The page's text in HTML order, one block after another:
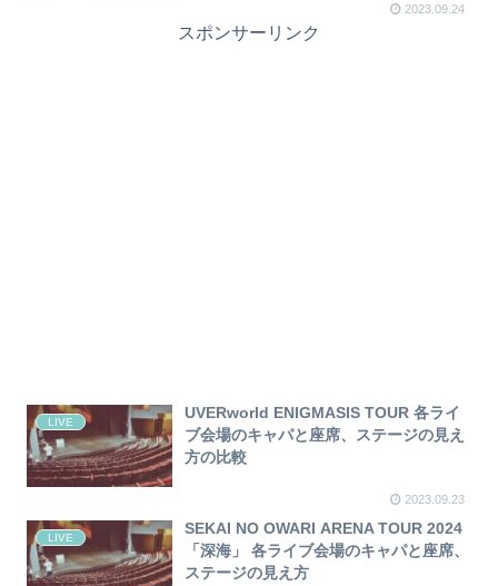
2023.09.24
スポンサーリンク
LIVE
UVERworld ENIGMASIS TOUR 各ライ
ブ会場のキャパと座席、ステージの見え
方の比較
2023.09.23
LIVE
SEKAI NO OWARI ARENA TOUR 2024
「深海」 各ライブ会場のキャパと座席、
ステージの見え方